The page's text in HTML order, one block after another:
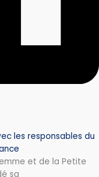
les responsables du
et de la Petite
sa